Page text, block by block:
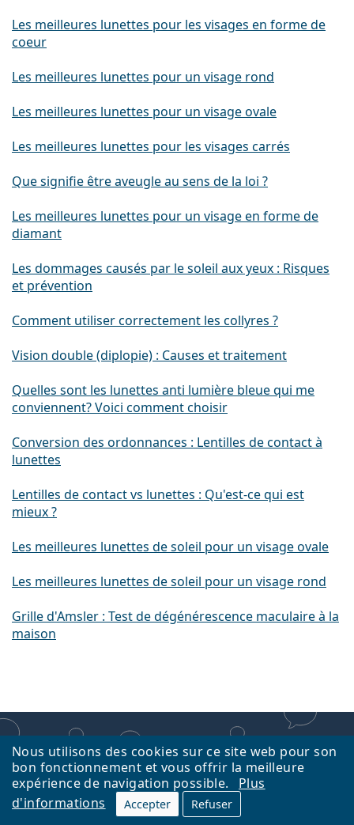
Nous utilisons des cookies sur ce site web pour son
bon fonctionnement et vous offrir la meilleure
expérience de navigation possible.
Plus
d'informations
Accepter Refuser
Les meilleures lunettes pour les visages en forme de
coeur
Les meilleures lunettes pour un visage rond
Les meilleures lunettes pour un visage ovale
Les meilleures lunettes pour les visages carrés
Que signifie être aveugle au sens de la loi ?
Les meilleures lunettes pour un visage en forme de
diamant
Les dommages causés par le soleil aux yeux : Risques
et prévention
Comment utiliser correctement les collyres ?
Vision double (diplopie) : Causes et traitement
Quelles sont les lunettes anti lumière bleue qui me
conviennent? Voici comment choisir
Conversion des ordonnances : Lentilles de contact à
lunettes
Lentilles de contact vs lunettes : Qu'est-ce qui est
mieux ?
Les meilleures lunettes de soleil pour un visage ovale
Les meilleures lunettes de soleil pour un visage rond
Grille d'Amsler : Test de dégénérescence maculaire à la
maison
E-shop Contactez Nederlands
© 2008–2026 Lentiamo.be